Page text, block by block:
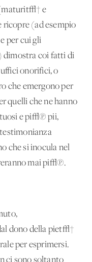
e
ricopre (ad esempio
per cui gli
dimostra coi fatti di
onorifici, o
che emergono per
quelli che ne hanno
e pi√π pii,
che si inocula nel
mai pi√π.
dono della piet√†
per esprimersi.
ci sono soltanto